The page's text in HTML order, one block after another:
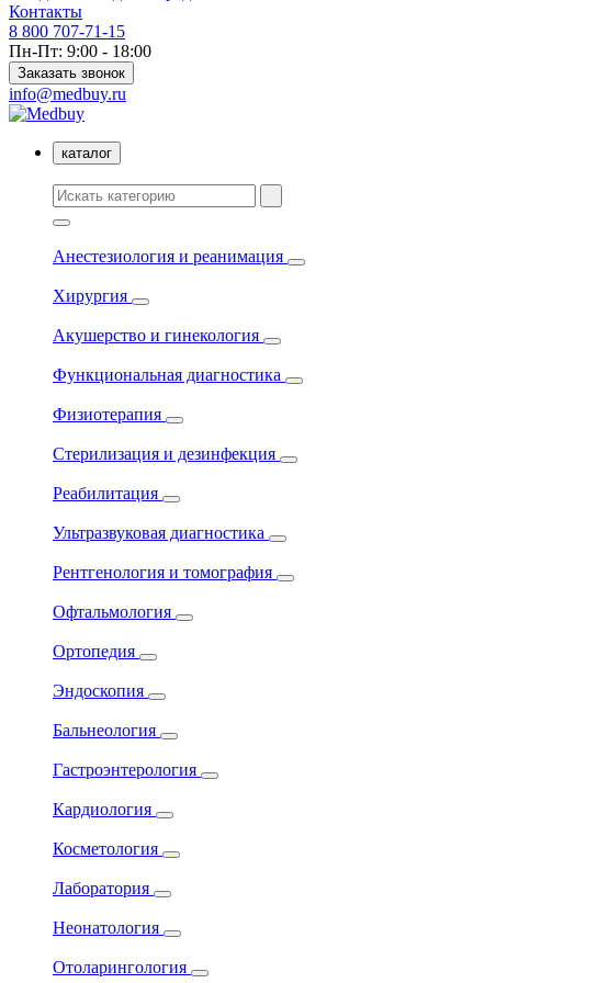
Контакты
8 800 707-71-15
Пн-Пт: 9:00 - 18:00
Заказать звонок
info@medbuy.ru
каталог
Анестезиология и реанимация
Хирургия
Акушерство и гинекология
Функциональная диагностика
Физиотерапия
Стерилизация и дезинфекция
Реабилитация
Ультразвуковая диагностика
Рентгенология и томография
Офтальмология
Ортопедия
Эндоскопия
Бальнеология
Гастроэнтерология
Кардиология
Косметология
Лаборатория
Неонатология
Отоларингология